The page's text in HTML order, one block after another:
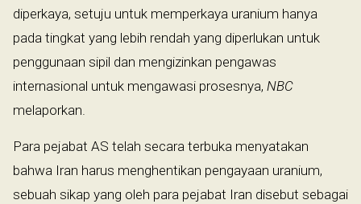
diperkaya, setuju untuk memperkaya uranium hanya
pada tingkat yang lebih rendah yang diperlukan untuk
penggunaan sipil dan mengizinkan pengawas
internasional untuk mengawasi prosesnya, NBC
melaporkan.
Para pejabat AS telah secara terbuka menyatakan
bahwa Iran harus menghentikan pengayaan uranium,
sebuah sikap yang oleh para pejabat Iran disebut sebagai